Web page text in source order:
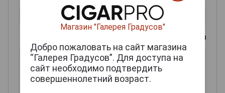
из 2000 знаков
Магазин "Галерея Градусов"
Добро пожаловать на сайт магазина
“Галерея Градусов”. Для доступа на
сайт необходимо подтвердить
совершеннолетний возраст.